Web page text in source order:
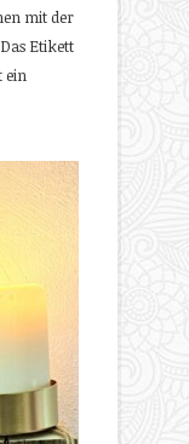
mit der
Etikett
ein